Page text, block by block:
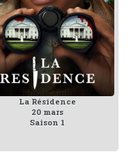
La Résidence
20 mars
Saison 1